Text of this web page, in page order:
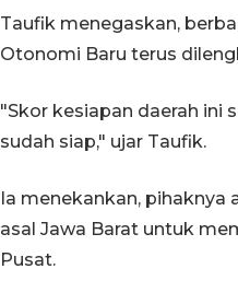
Taufik menegaskan,
Otonomi Baru terus
"Skor kesiapan daerah ini
sudah siap," ujar Taufik.
Ia menekankan, pihaknya
asal Jawa Barat untuk
Pusat.